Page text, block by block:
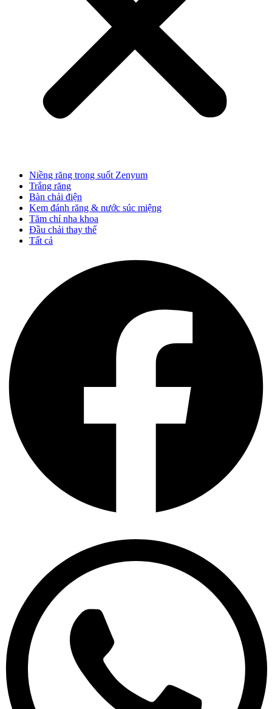
Niềng răng trong suốt Zenyum
Trắng răng
Bàn chải điện
Kem đánh răng & nước súc miệng
Tăm chỉ nha khoa
Đầu chải thay thế
Tất cả